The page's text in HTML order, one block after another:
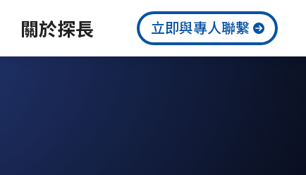
關於探長 立即與專人聯繫